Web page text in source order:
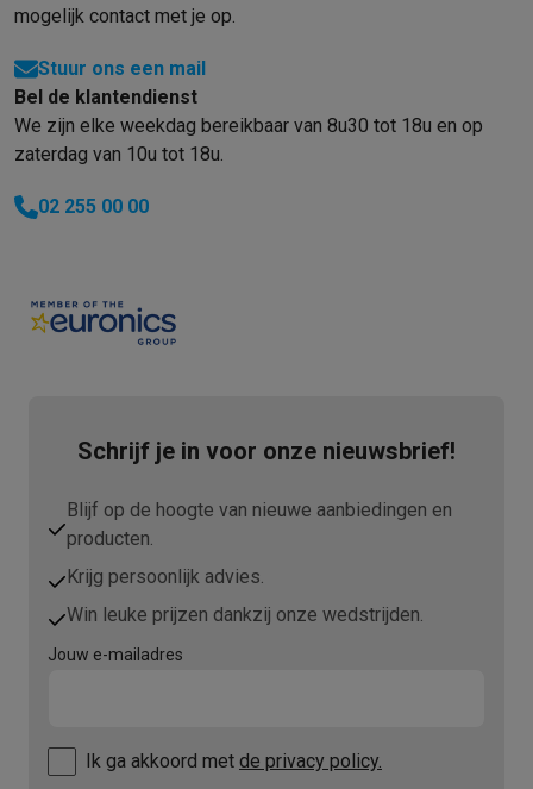
mogelijk contact met je op.
Stuur ons een mail
Bel de klantendienst
We zijn elke weekdag bereikbaar van 8u30 tot 18u en op
zaterdag van 10u tot 18u.
02 255 00 00
Schrijf je in voor onze nieuwsbrief!
Blijf op de hoogte van nieuwe aanbiedingen en
producten.
Krijg persoonlijk advies.
Win leuke prijzen dankzij onze wedstrijden.
Jouw e-mailadres
Ik ga akkoord met de privacy policy.